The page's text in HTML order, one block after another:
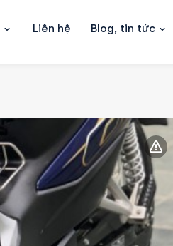
Liên hệ Blog, tin tức